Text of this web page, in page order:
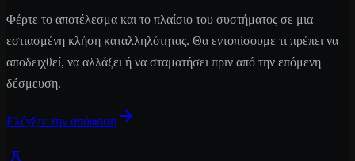
Φέρτε το αποτέλεσμα και το πλαίσιο του συστήματος σε μια
εστιασμένη κλήση καταλληλότητας. Θα εντοπίσουμε τι πρέπει να
αποδειχθεί, να αλλάξει ή να σταματήσει πριν από την επόμενη
δέσμευση.
Ελέγξτε την απόφαση